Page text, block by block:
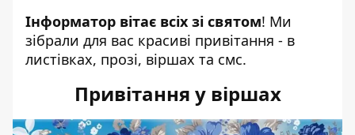
Інформатор вітає всіх зі святом! Ми
зібрали для вас красиві привітання - в
листівках, прозі, віршах та смс.
Привітання у віршах